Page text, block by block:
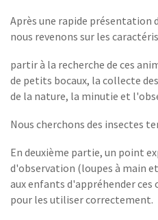
Après une rapide présentation
nous revenons sur les
partir à la recherche de ces
de petits bocaux, la collecte
de la nature, la minutie et
Nous cherchons des insectes
En deuxième partie, un point
d'observation (loupes à main
aux enfants d'appréhender
pour les utiliser correctement.